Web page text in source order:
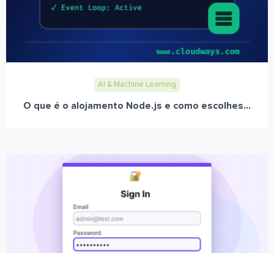
AI & Machine Learning
O que é o alojamento Node.js e como escolhes...